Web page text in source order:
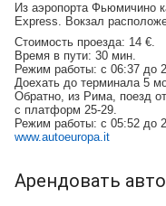
Из аэропорта Фьюмичино
Express. Вокзал
Стоимость проезда: 14 €.
Время в пути: 30 мин.
Режим работы: c 06:37 до
Доехать до терминала 5
Обратно, из Рима, поезд
с платформ 25-29.
Режим работы: c 05:52 до
www.autoeuropa.it
Арендовать